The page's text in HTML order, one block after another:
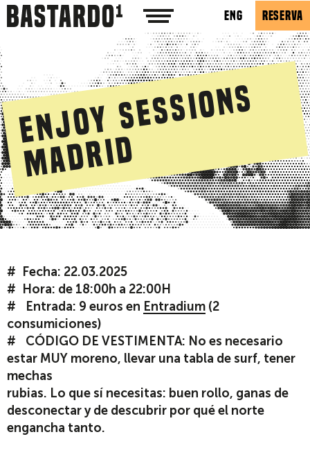
ENG RESERVA
E
n
j
o
y
S
e
s
s
i
o
n
s
M
a
d
r
i
d
Fecha: 22.03.2025
Hora: de 18:00h a 22:00H
Entrada: 9 euros en Entradium (2
consumiciones)
CÓDIGO DE VESTIMENTA: No es necesario
estar MUY moreno, llevar una tabla de surf, tener
mechas
rubias. Lo que sí necesitas: buen rollo, ganas de
desconectar y de descubrir por qué el norte
engancha tanto.